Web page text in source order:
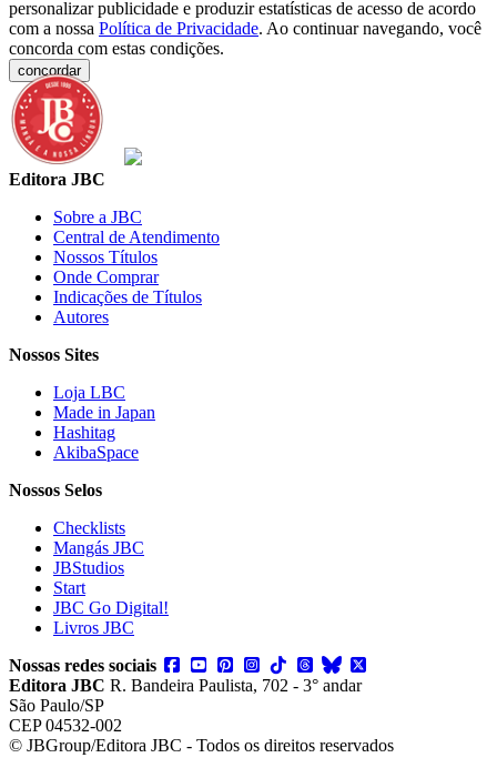
personalizar publicidade e produzir estatísticas de acesso de acordo
com a nossa Política de Privacidade. Ao continuar navegando, você
concorda com estas condições.
concordar
Editora JBC
Sobre a JBC
Central de Atendimento
Nossos Títulos
Onde Comprar
Indicações de Títulos
Autores
Nossos Sites
Loja LBC
Made in Japan
Hashitag
AkibaSpace
Nossos Selos
Checklists
Mangás JBC
JBStudios
Start
JBC Go Digital!
Livros JBC
Nossas redes sociais
Editora JBC R. Bandeira Paulista, 702 - 3° andar
São Paulo/SP
CEP 04532-002
© JBGroup/Editora JBC - Todos os direitos reservados